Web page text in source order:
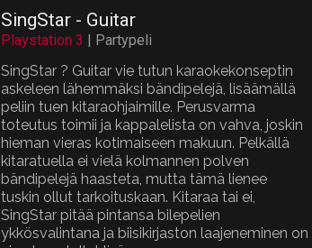
SingStar - Guitar
Playstation 3 | Partypeli
SingStar ? Guitar vie tutun karaokekonseptin
askeleen lähemmäksi bändipelejä, lisäämällä
peliin tuen kitaraohjaimille. Perusvarma
toteutus toimii ja kappalelista on vahva, joskin
hieman vieras kotimaiseen makuun. Pelkällä
kitaratuella ei vielä kolmannen polven
bändipelejä haasteta, mutta tämä lienee
tuskin ollut tarkoituskaan. Kitaraa tai ei,
SingStar pitää pintansa bilepelien
ykkösvalintana ja biisikirjaston laajeneminen on